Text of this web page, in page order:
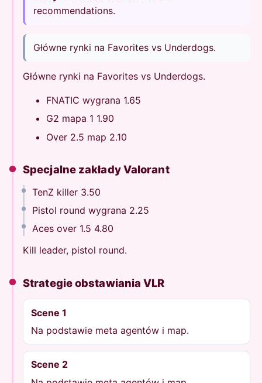
recommendations.
Główne rynki na Favorites vs Underdogs.
Główne rynki na Favorites vs Underdogs.
FNATIC wygrana 1.65
G2 mapa 1 1.90
Over 2.5 map 2.10
Specjalne zakłady Valorant
TenZ killer 3.50
Pistol round wygrana 2.25
Aces over 1.5 4.80
Kill leader, pistol round.
Strategie obstawiania VLR
Scene 1
Na podstawie meta agentów i map.
Scene 2